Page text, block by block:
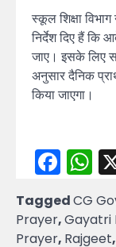
स्कूल शिक्षा
निर्देश दिए हैं कि
जाए। इसके लिए
अनुसार दैनिक
किया जाएगा।
TaggedCG
Prayer,Gayatri
Prayer, Rajgeet,